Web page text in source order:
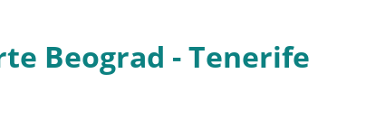
Beograd - Tenerife